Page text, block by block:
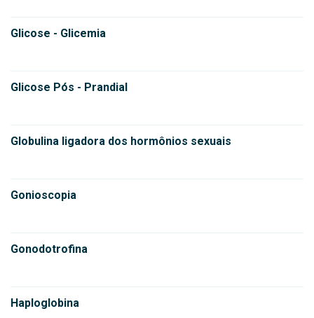
Glicose - Glicemia
Glicose Pós - Prandial
Globulina ligadora dos hormônios sexuais
Gonioscopia
Gonodotrofina
Haploglobina